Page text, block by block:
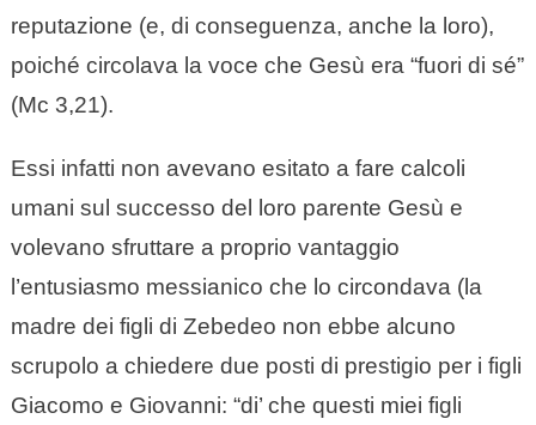
reputazione (e, di conseguenza, anche la loro),
poiché circolava la voce che Gesù era “fuori di sé”
(Mc 3,21).
Essi infatti non avevano esitato a fare calcoli
umani sul successo del loro parente Gesù e
volevano sfruttare a proprio vantaggio
l’entusiasmo messianico che lo circondava (la
madre dei figli di Zebedeo non ebbe alcuno
scrupolo a chiedere due posti di prestigio per i figli
Giacomo e Giovanni: “di’ che questi miei figli